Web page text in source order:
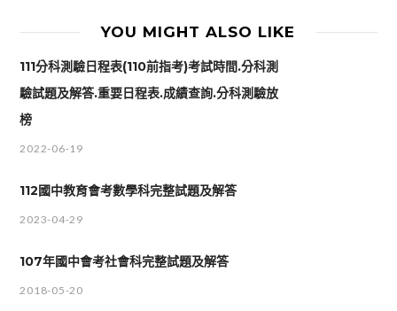
YOU MIGHT ALSO LIKE
111分科測驗日程表(110前指考)考試時間.分科測
驗試題及解答.重要日程表.成績查詢.分科測驗放
榜
2022-06-19
112國中教育會考數學科完整試題及解答
2023-04-29
107年國中會考社會科完整試題及解答
2018-05-20